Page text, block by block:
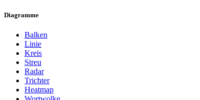
Diagramme
Balken
Linie
Kreis
Streu
Radar
Trichter
Heatmap